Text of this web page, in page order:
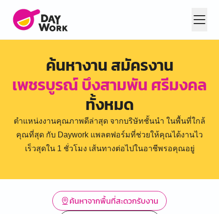
ค้นหางาน สมัครงาน
เพชรบูรณ์ บึงสามพัน ศรีมงคล
ทั้งหมด
ตำแหน่งงานคุณภาพดีล่าสุด จากบริษัทชั้นนำ ในพื้นที่ใกล้
คุณที่สุด กับ Daywork แพลตฟอร์มที่ช่วยให้คุณได้งานไว
เร็วสุดใน 1 ชั่วโมง เส้นทางต่อไปในอาชีพรอคุณอยู่
ค้นหาจากพื้นที่สะดวกรับงาน